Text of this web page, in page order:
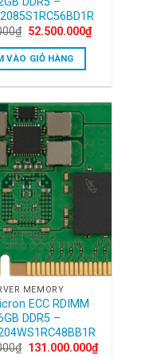
₫ Original
was:
55.500.000₫.
52.500.000₫Current
VÀO GIỎ HÀNG
MEMORY
ECC RDIMM
DDR5 –
₫ Original
131.000.000₫Current